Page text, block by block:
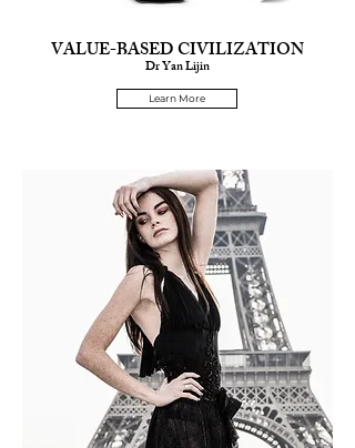
VALUE-BASED CIVILIZATION
Dr Yan Lijin
Learn More